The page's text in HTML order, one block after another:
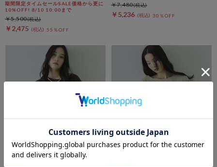
期間限定タイムセールSALE価格から更に
10%OFF! 8/10 10:00まで
￥2,475 55％OFF
￥5,500
￥5,236 30％OFF
￥7,480